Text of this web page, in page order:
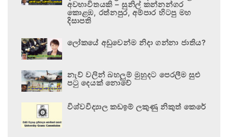
අවභාවිතයකි – සුනිල් කන්නන්ගර
කොළඹ, රත්නපුර, අම්පාර හිටපු මහ
දිසාපති
ලෝකයේ අඩුවෙන්ම නිදා ගන්නා ජාතිය?
නැව් වලින් බහලුම් මුහුදට පෙරලීම සුළු
පටු දෙයක් නොවේ
විශ්වවිද්‍යාල කඩඉම් ලකුණු නිකුත් කෙරේ